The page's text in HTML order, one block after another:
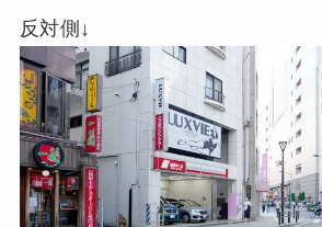
反対側↓